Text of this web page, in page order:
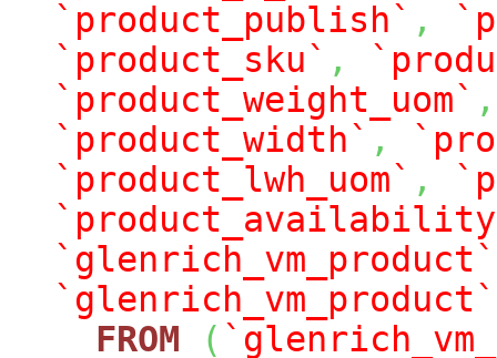
`product_publish` ,
`product_sku` ,
`product_weight_uom` ,
`product_width` ,
`product_lwh_uom` ,
`glenrich_vm_product`
`glenrich_vm_product`
FROM
(